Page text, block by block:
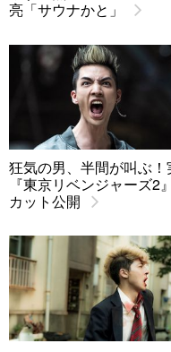
亮「サウナかと」
狂気の男、半間が叫ぶ！
『東京リベンジャーズ2
カット公開